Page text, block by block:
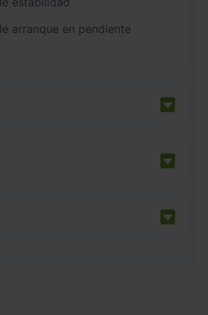
arranque en pendiente